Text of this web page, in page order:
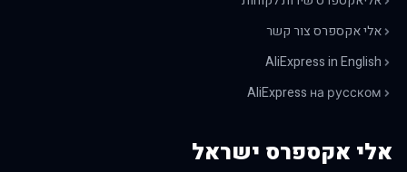
אלי אקספרס צור קשר
AliExpress in English
AliExpress на русском
אלי אקספרס ישראל